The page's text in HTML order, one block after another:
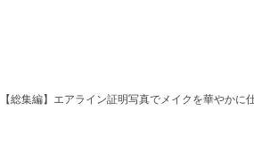
【総集編】エアライン証明写真でメイクを華やかに